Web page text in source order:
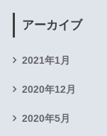
アーカイブ
2021年1月
2020年12月
2020年5月